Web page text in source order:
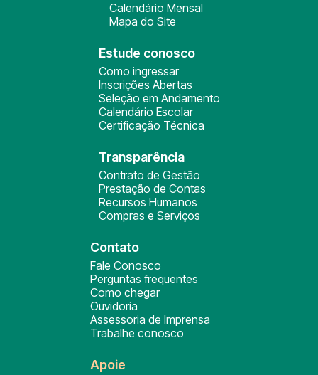
Calendário Mensal
Mapa do Site
Estude conosco
Como ingressar
Inscrições Abertas
Seleção em Andamento
Calendário Escolar
Certificação Técnica
Transparência
Contrato de Gestão
Prestação de Contas
Recursos Humanos
Compras e Serviços
Contato
Fale Conosco
Perguntas frequentes
Como chegar
Ouvidoria
Assessoria de Imprensa
Trabalhe conosco
Apoie